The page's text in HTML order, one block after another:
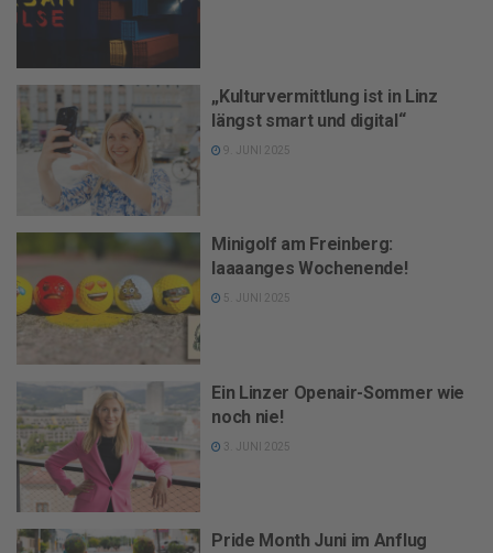
„Kulturvermittlung ist in Linz
längst smart und digital“
9. JUNI 2025
Minigolf am Freinberg:
laaaanges Wochenende!
5. JUNI 2025
Ein Linzer Openair-Sommer wie
noch nie!
3. JUNI 2025
Pride Month Juni im Anflug